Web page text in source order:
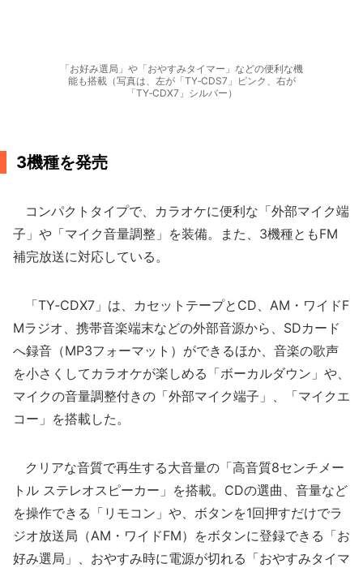
「お好み選局」や「おやすみタイマー」などの便利な機
能も搭載（写真は、左が「TY‐CDS7」ピンク、右が
「TY‐CDX7」シルバー）
3機種を発売
コンパクトタイプで、カラオケに便利な「外部マイク端
子」や「マイク音量調整」を装備。また、3機種ともFM
補完放送に対応している。
「TY‐CDX7」は、カセットテープとCD、AM・ワイドF
Mラジオ、携帯音楽端末などの外部音源から、SDカード
へ録音（MP3フォーマット）ができるほか、音楽の歌声
を小さくしてカラオケが楽しめる「ボーカルダウン」や、
マイクの音量調整付きの「外部マイク端子」、「マイクエ
コー」を搭載した。
クリアな音質で再生する大音量の「高音質8センチメー
トル ステレオスピーカー」を搭載。CDの選曲、音量など
を操作できる「リモコン」や、ボタンを1回押すだけでラ
ジオ放送局（AM・ワイドFM）をボタンに登録できる「お
好み選局」、おやすみ時に電源が切れる「おやすみタイマ